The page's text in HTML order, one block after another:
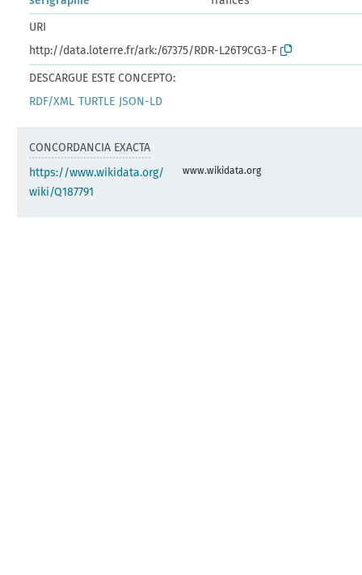
URI
http://data.loterre.fr/ark:/67375/RDR-L26T9CG3-F
DESCARGUE ESTE CONCEPTO:
RDF/XML TURTLE JSON-LD
CONCORDANCIA EXACTA
https://www.wikidata.org/
wiki/Q187791
www.wikidata.org